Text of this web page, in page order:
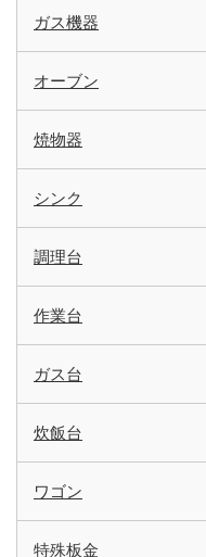
ガス機器
オーブン
焼物器
シンク
調理台
作業台
ガス台
炊飯台
ワゴン
特殊板金